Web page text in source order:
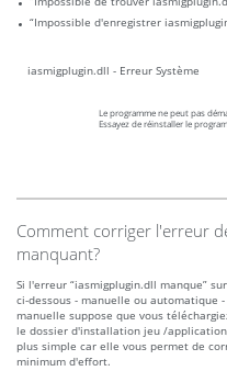
“Impossible d'enregistrer
iasmigplugin.dll - Erreur Système
Le programme ne peut pas
Essayez de réinstaller le
Comment corriger l'erreur
manquant?
Si l'erreur “iasmigplugin.dll manque”
ci-dessous - manuelle ou automatique
manuelle suppose que vous
le dossier d'installation jeu /
plus simple car elle vous permet de
minimum d'effort.